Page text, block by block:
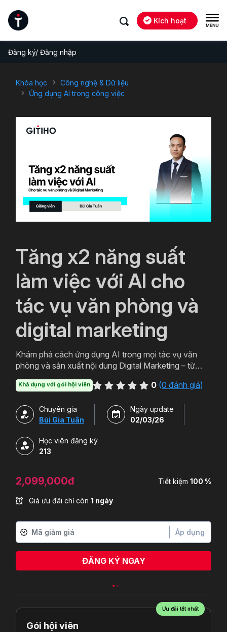
Kích hoạt
Đăng ký/ Đăng nhập
Khóa học
Công nghệ & Dữ liệu
Ứng dụng AI trong công việc
Tăng x2 năng suất
làm việc với AI cho
tác vụ văn phòng và
digital marketing
Khám phá cách ứng dụng AI trong mọi tác vụ văn
phòng và sản xuất nội dung Digital Marketing – từ
workflow.
Khả dụng với gói hội viên 0 (0 đánh giá)
Chuyên gia
Bùi Gia Tuân
Ngày update
02/03/26
Học viên đăng ký
213
2,099,000đ Tiết kiệm 100 %
Giá ưu đãi chỉ còn 1 ngày
Áp dụng
ĐĂNG KÝ NGAY
Ưu đãi tốt nhất
Gói hội viên